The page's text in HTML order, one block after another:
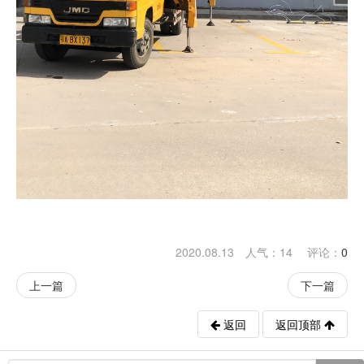
2020.08.13 人气： 14 评论： 0
上一篇 下一篇
返回 返回顶部